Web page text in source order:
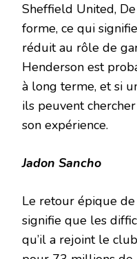
Sheffield United,
forme, ce qui
réduit au rôle de
Henderson est
à long terme, et si
ils peuvent
son expérience.
Jadon Sancho
Le retour épique
signifie que les
qu’il a rejoint le